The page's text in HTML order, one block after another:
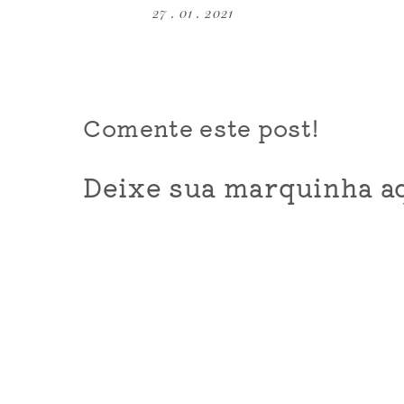
27 . 01 . 2021
Comente este post!
Deixe sua marquinha